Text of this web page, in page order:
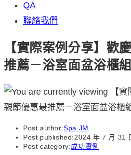
QA
聯絡我們
【實際案例分享】歡
推薦－浴室面盆浴櫃組
Post author:Spa JM
Post published:2024 年 7 月 31
Post category:成功實例